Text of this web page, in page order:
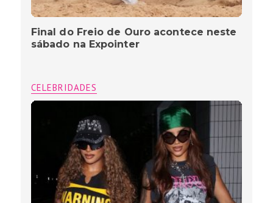
Final do Freio de Ouro acontece neste
sábado na Expointer
CELEBRIDADES